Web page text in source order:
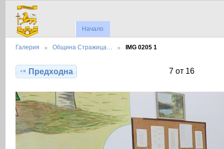
Начало
Галерия Община Стражица… IMG 0205 1
Предходна 7 от 16